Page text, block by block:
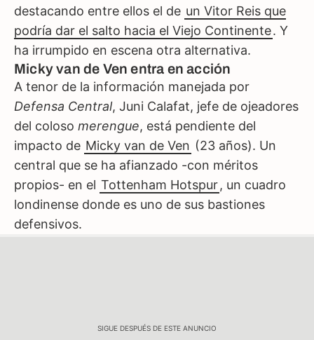
destacando entre ellos el de un Vitor Reis que
podría dar el salto hacia el Viejo Continente. Y
ha irrumpido en escena otra alternativa.
Micky van de Ven entra en acción
A tenor de la información manejada por
Defensa Central, Juni Calafat, jefe de ojeadores
del coloso merengue, está pendiente del
impacto de Micky van de Ven (23 años). Un
central que se ha afianzado -con méritos
propios- en el Tottenham Hotspur, un cuadro
londinense donde es uno de sus bastiones
defensivos.
SIGUE DESPUÉS DE ESTE ANUNCIO